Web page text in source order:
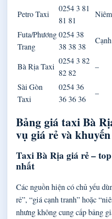
Petro Taxi
0254 3 81
81 81
Futa/Phương
Trang
0254 38
38 38 38
Bà Rịa Taxi
0254 3 82
82 82
–
Sài Gòn
Taxi
0254 36
36 36 36
–
Bảng giá taxi Bà
vụ giá rẻ và
Taxi Bà Rịa giá rẻ –
nhất
Các nguồn hiện có chủ yếu
rẻ”, “giá cạnh tranh” hoặc
nhưng không cung cấp bảng